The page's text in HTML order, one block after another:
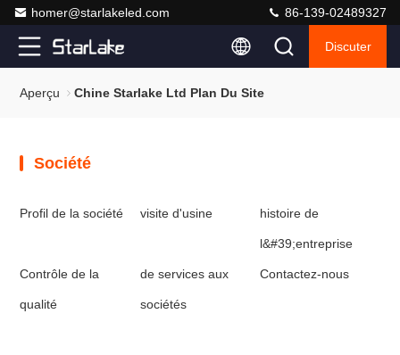
homer@starlakeled.com 86-139-02489327
Discuter
Aperçu Chine Starlake Ltd Plan Du Site
Société
Profil de la société visite d'usine histoire de
l&#39;entreprise
Contrôle de la
qualité
de services aux
sociétés
Contactez-nous